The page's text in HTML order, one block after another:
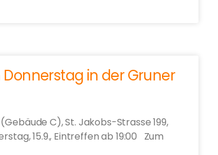
Donnerstag in der Gruner
C), St. Jakobs-Strasse 199,
15.9., Eintreffen ab 19:00 Zum